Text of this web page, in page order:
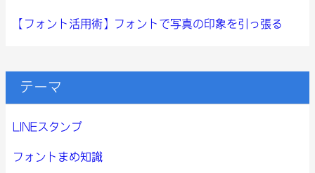
【フォント活用術】フォントで写真の印象を引っ張る
テーマ
LINEスタンプ
フォントまめ知識